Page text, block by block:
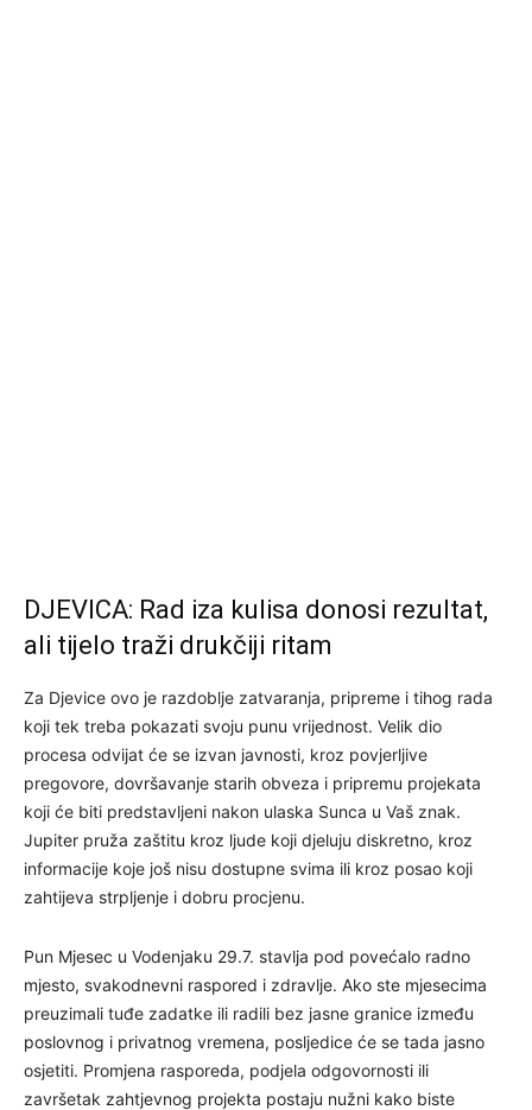
DJEVICA: Rad iza kulisa donosi rezultat,
ali tijelo traži drukčiji ritam
Za Djevice ovo je razdoblje zatvaranja, pripreme i tihog rada
koji tek treba pokazati svoju punu vrijednost. Velik dio
procesa odvijat će se izvan javnosti, kroz povjerljive
pregovore, dovršavanje starih obveza i pripremu projekata
koji će biti predstavljeni nakon ulaska Sunca u Vaš znak.
Jupiter pruža zaštitu kroz ljude koji djeluju diskretno, kroz
informacije koje još nisu dostupne svima ili kroz posao koji
zahtijeva strpljenje i dobru procjenu.
Pun Mjesec u Vodenjaku 29.7. stavlja pod povećalo radno
mjesto, svakodnevni raspored i zdravlje. Ako ste mjesecima
preuzimali tuđe zadatke ili radili bez jasne granice između
poslovnog i privatnog vremena, posljedice će se tada jasno
osjetiti. Promjena rasporeda, podjela odgovornosti ili
završetak zahtjevnog projekta postaju nužni kako biste